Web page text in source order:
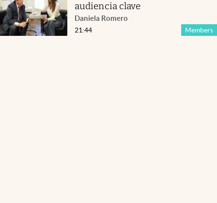
audiencia clave
Daniela Romero
Members
21:44